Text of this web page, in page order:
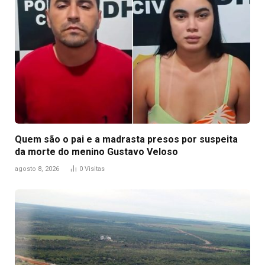
Quem são o pai e a madrasta presos por suspeita
da morte do menino Gustavo Veloso
agosto 8, 2026 0 Visitas